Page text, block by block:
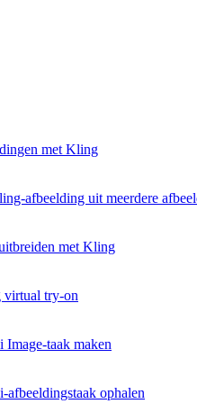
met Kling
afbeelding uit meerdere
met Kling
virtual try-on
taak maken
ophalen